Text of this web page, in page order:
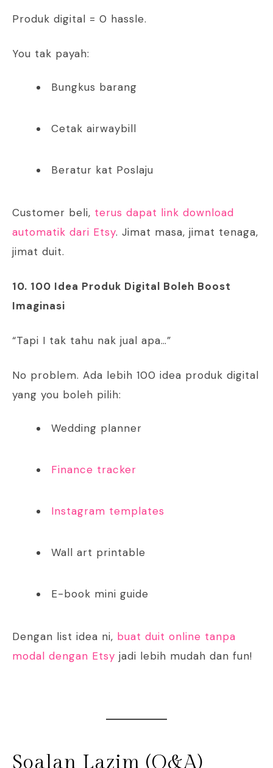
Produk digital = 0 hassle.
You tak payah:
Bungkus barang
Cetak airwaybill
Beratur kat Poslaju
Customer beli, terus dapat link download
automatik dari Etsy. Jimat masa, jimat tenaga,
jimat duit.
10. 100 Idea Produk Digital Boleh Boost
Imaginasi
“Tapi I tak tahu nak jual apa…”
No problem. Ada lebih 100 idea produk digital
yang you boleh pilih:
Wedding planner
Finance tracker
Instagram templates
Wall art printable
E-book mini guide
Dengan list idea ni, buat duit online tanpa
modal dengan Etsy jadi lebih mudah dan fun!
Soalan Lazim (Q&A)